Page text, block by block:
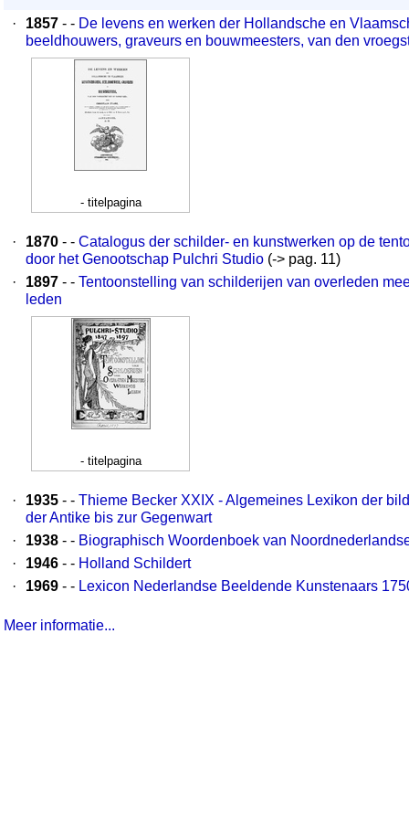
· 1857 - - De levens en werken der Hollandsche en
beeldhouwers, graveurs en bouwmeesters, van den
- titelpagina
· 1870 - - Catalogus der schilder- en kunstwerken op de
door het Genootschap Pulchri Studio (-> pag. 11)
·
1897 - - Tentoonstelling van schilderijen van overleden
leden
- titelpagina
· 1935 - - Thieme Becker XXIX - Algemeines Lexikon der
der Antike bis zur Gegenwart
·
1938 - - Biographisch Woordenboek van
·
1946 - - Holland Schildert
·
1969 - - Lexicon Nederlandse Beeldende Kunstenaars
Meer informatie...